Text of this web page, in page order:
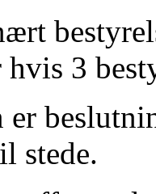
3
er
stede.